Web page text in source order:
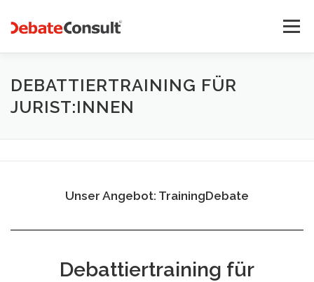
Inhalt
springen
Menü
UNSER ANGEBOT STREITKULTUR-BLOG
DEBATTIERTRAINING FÜR
JURIST:INNEN
Unser Angebot: TrainingDebate
Debattiertraining für